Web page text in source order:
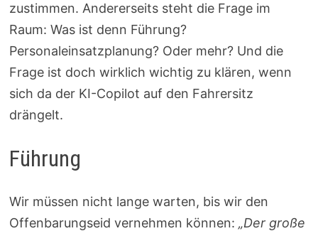
zustimmen. Andererseits steht die Frage im
Raum: Was ist denn Führung?
Personaleinsatzplanung? Oder mehr? Und die
Frage ist doch wirklich wichtig zu klären, wenn
sich da der KI-Copilot auf den Fahrersitz
drängelt.
Führung
Wir müssen nicht lange warten, bis wir den
Offenbarungseid vernehmen können:„Der große